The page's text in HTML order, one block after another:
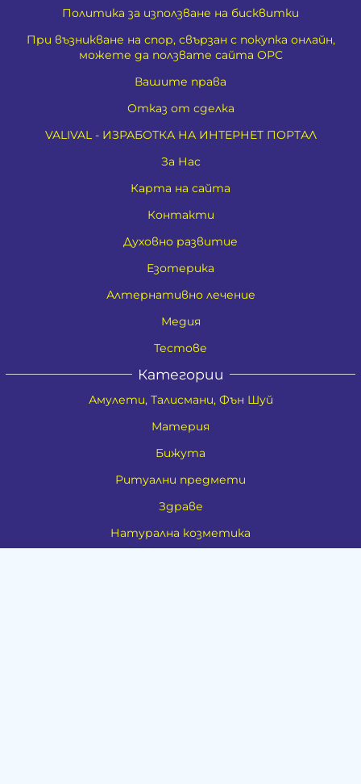
Политика за използване на бисквитки
При възникване на спор, свързан с покупка онлайн,
можете да ползвате сайта ОРС
Вашите права
Отказ от сделка
VALIVAL - ИЗРАБОТКА НА ИНТЕРНЕТ ПОРТАЛ
За Нас
Карта на сайта
Контакти
Духовно развитие
Езотерика
Алтернативно лечение
Медия
Тестове
Категории
Амулети, Талисмани, Фън Шуй
Материя
Бижута
Ритуални предмети
Здраве
Натурална козметика